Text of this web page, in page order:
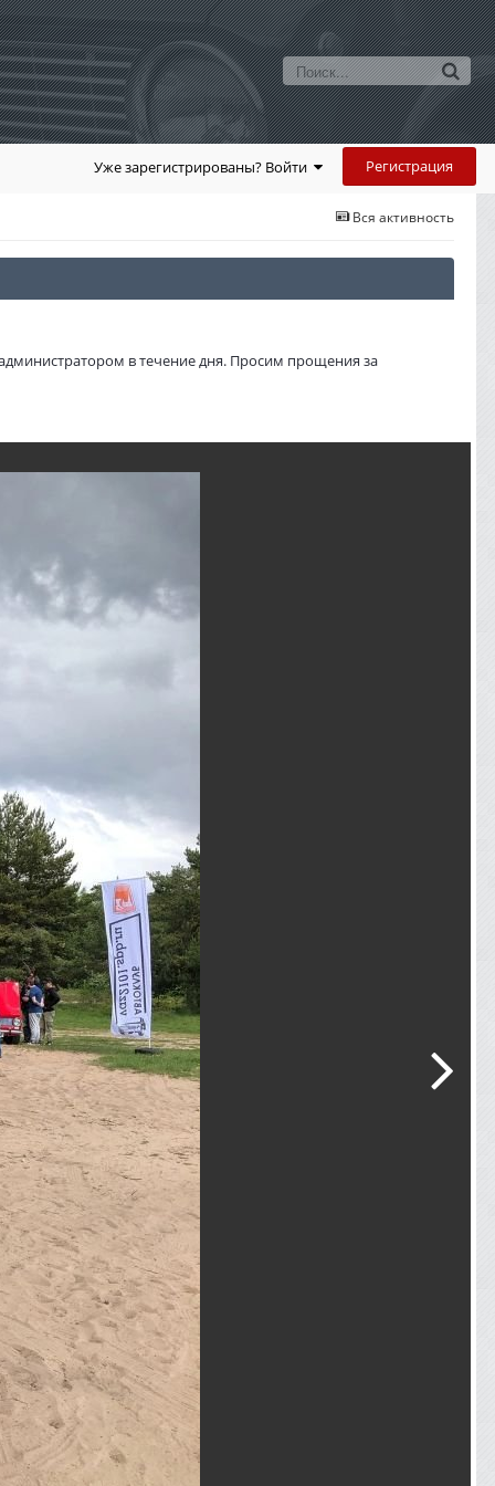
Уже зарегистрированы? Войти Регистрация
Вся активность
в течение дня. Просим прощения за